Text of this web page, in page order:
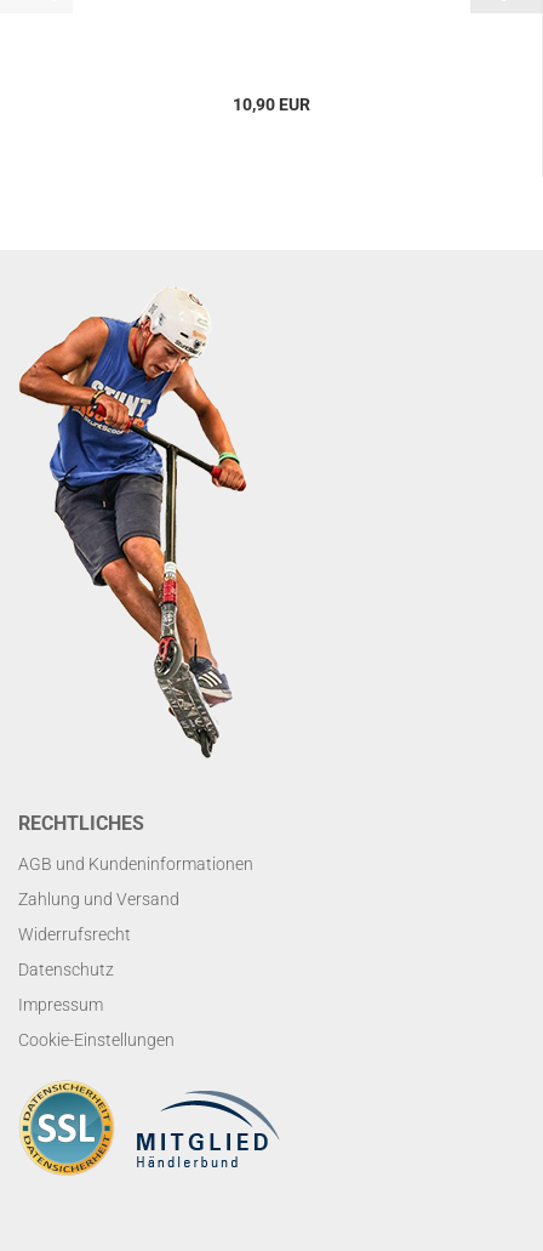
10,90 EUR
RECHTLICHES
AGB und Kundeninformationen
Zahlung und Versand
Widerrufsrecht
Datenschutz
Impressum
Cookie-Einstellungen